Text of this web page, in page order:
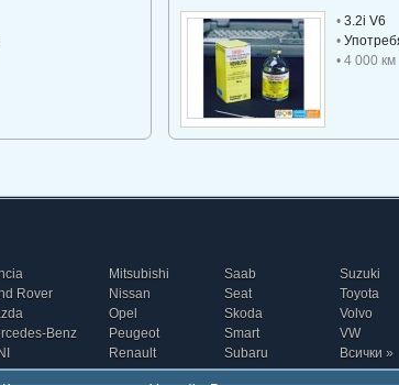
•3.2i V6
•
• 4 000 км
Rover
Benz
Mitsubishi
Nissan
Opel
Peugeot
Renault
Saab
Seat
Skoda
Smart
Subaru
Suzuki
Toyota
Volvo
VW
Всички »